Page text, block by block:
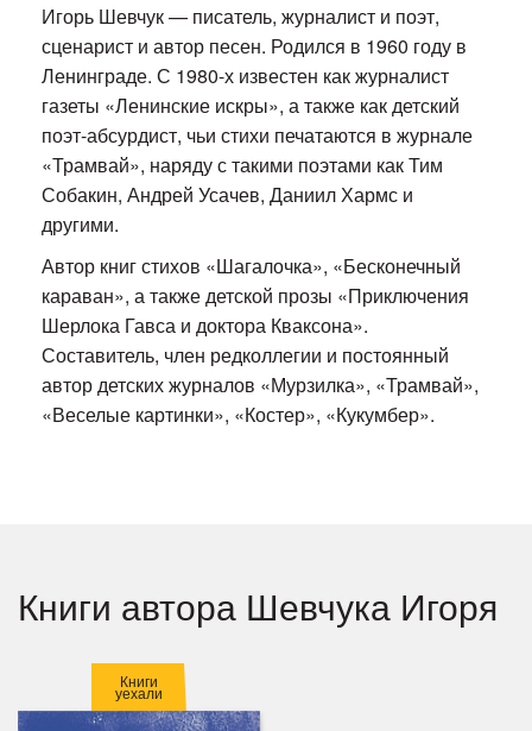
Игорь Шевчук — писатель, журналист и поэт,
сценарист и автор песен. Родился в 1960 году в
Ленинграде. С 1980-х известен как журналист
газеты «Ленинские искры», а также как детский
поэт-абсурдист, чьи стихи печатаются в журнале
«Трамвай», наряду с такими поэтами как Тим
Собакин, Андрей Усачев, Даниил Хармс и
другими.
Автор книг стихов «Шагалочка», «Бесконечный
караван», а также детской прозы «Приключения
Шерлока Гавса и доктора Кваксона».
Составитель, член редколлегии и постоянный
автор детских журналов «Мурзилка», «Трамвай»,
«Веселые картинки», «Костер», «Кукумбер».
Книги автора Шевчука Игоря
Книги
уехали